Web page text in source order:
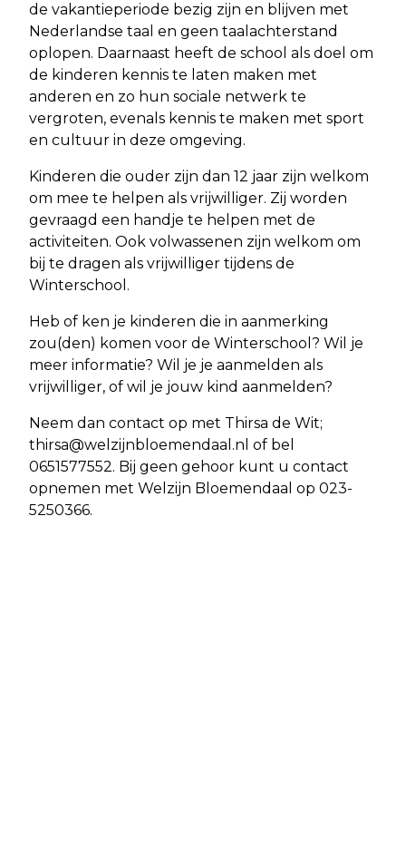
de vakantieperiode bezig zijn en blijven met
Nederlandse taal en geen taalachterstand
oplopen. Daarnaast heeft de school als doel om
de kinderen kennis te laten maken met
anderen en zo hun sociale netwerk te
vergroten, evenals kennis te maken met sport
en cultuur in deze omgeving.
Kinderen die ouder zijn dan 12 jaar zijn welkom
om mee te helpen als vrijwilliger. Zij worden
gevraagd een handje te helpen met de
activiteiten. Ook volwassenen zijn welkom om
bij te dragen als vrijwilliger tijdens de
Winterschool.
Heb of ken je kinderen die in aanmerking
zou(den) komen voor de Winterschool? Wil je
meer informatie? Wil je je aanmelden als
vrijwilliger, of wil je jouw kind aanmelden?
Neem dan contact op met Thirsa de Wit;
thirsa@welzijnbloemendaal.nl of bel
0651577552. Bij geen gehoor kunt u contact
opnemen met Welzijn Bloemendaal op 023-
5250366.